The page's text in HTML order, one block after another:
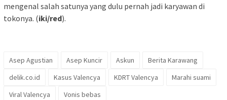
mengenal salah satunya yang dulu pernah jadi karyawan di
tokonya. (iki/red).
Asep Agustian Asep Kuncir Askun
Berita Karawang
delik.co.id
Kasus Valencya KDRT Valencya
Marahi suami
Viral Valencya
Vonis bebas